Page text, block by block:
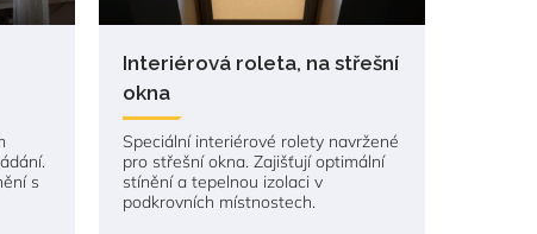
s
Interiérová roleta, na střešní
okna
Speciální interiérové rolety navržené
pro střešní okna. Zajišťují optimální
stínění a tepelnou izolaci v
podkrovních místnostech.